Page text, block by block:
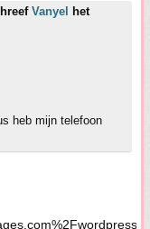
Vanyel
het
heb mijn telefoon